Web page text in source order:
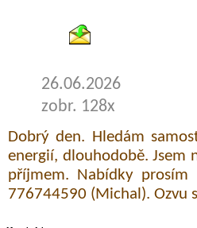
26.06.2026
zobr. 128x
Dobrý den. Hledám
energií, dlouhodobě. Jsem
příjmem. Nabídky
776744590 (Michal). Ozvu